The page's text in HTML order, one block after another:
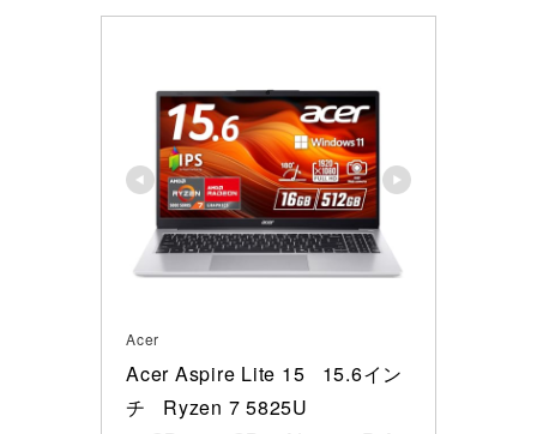
Acer
Acer Aspire Lite 15   15.6イン
チ   Ryzen 7 5825U